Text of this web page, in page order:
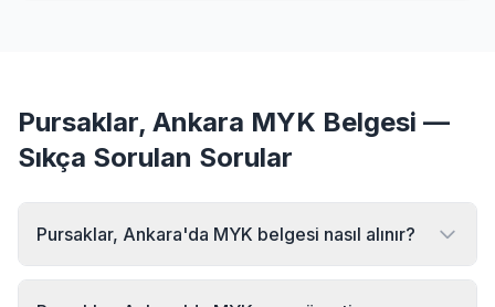
Pursaklar, Ankara MYK Belgesi —
Sıkça Sorulan Sorular
Pursaklar, Ankara'da MYK belgesi nasıl alınır?
Pursaklar, Ankara bölgesinde MYK belgesi almak için MYK
Sınav Merkezi'ne başvurabilirsiniz. Online başvuru formu